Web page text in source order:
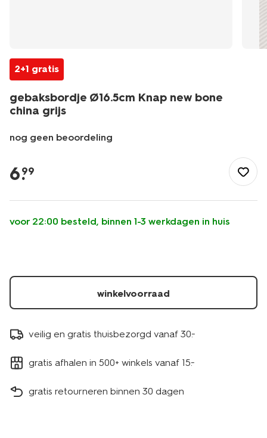
2+1 gratis
gebaksbordje Ø16.5cm Knap new bone
china grijs
nog geen beoordeling
tafelen/servies/borden/gebaksbordje-
16.5cm-
new-
bone-
china-
6.
99
voor 22:00 besteld, binnen 1-3 werkdagen in huis
winkelvoorraad
veilig en gratis thuisbezorgd vanaf 30.-
gratis afhalen in 500+ winkels vanaf 15.-
gratis retourneren binnen 30 dagen